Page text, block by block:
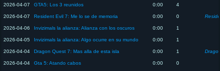
2026-04-07 GTA5: Los 3 reunidos 0:00 4
2026-04-07 Resident Evil 7: Me lo se de memoria 0:00 0
2026-04-06 Invizimals la alianza: Alianza con los oscuros 0:00 1
2026-04-05 Invizimals la alianza: Algo ocurre en su mundo 0:00 1
2026-04-04 Dragon Quest 7: Mas alla de esta isla 0:00 1
2026-04-04 Gta 5: Atando cabos 0:00 0